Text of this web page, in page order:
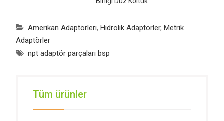
Amerikan Adaptörleri, Hidrolik Adaptörler, Metrik
Adaptörler
npt adaptör parçaları bsp
Tüm ürünler